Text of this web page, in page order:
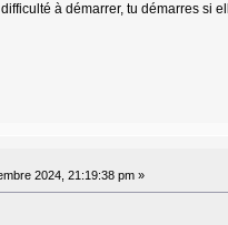
à démarrer, tu démarres si
2024, 21:19:38 pm »